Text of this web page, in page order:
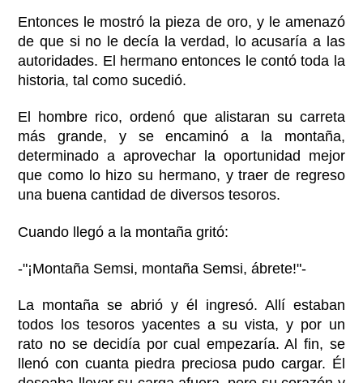
Entonces le mostró la pieza de oro, y le amenazó
de que si no le decía la verdad, lo acusaría a las
autoridades. El hermano entonces le contó toda la
historia, tal como sucedió.
El hombre rico, ordenó que alistaran su carreta
más grande, y se encaminó a la montaña,
determinado a aprovechar la oportunidad mejor
que como lo hizo su hermano, y traer de regreso
una buena cantidad de diversos tesoros.
Cuando llegó a la montaña gritó:
-"¡Montaña Semsi, montaña Semsi, ábrete!"-
La montaña se abrió y él ingresó. Allí estaban
todos los tesoros yacentes a su vista, y por un
rato no se decidía por cual empezaría. Al fin, se
llenó con cuanta piedra preciosa pudo cargar. Él